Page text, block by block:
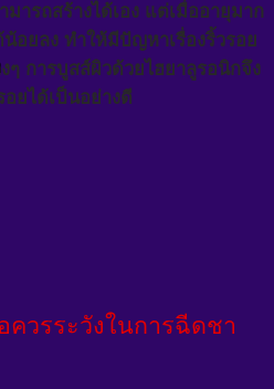
มารถสร้างได้เอง แต่เมื่ออายุมาก
อยลง ทำให้มีปัญหาเรื่องริ้วรอย
ๆ การบูสส์ผิวด้วยไฮยาลูรอนิกจึง
ยได้เป็นอย่างดี
ควรระวังในการฉีดชา